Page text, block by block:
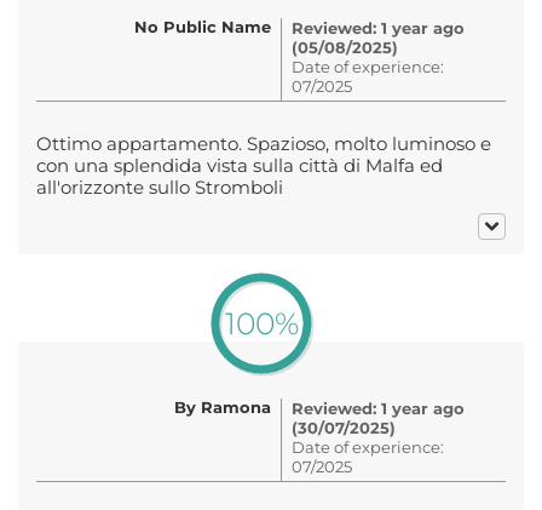
No Public Name
Reviewed: 1 year ago
(05/08/2025)
Date of experience:
07/2025
Ottimo appartamento. Spazioso, molto luminoso e
con una splendida vista sulla città di Malfa ed
all'orizzonte sullo Stromboli
100%
By Ramona
Reviewed: 1 year ago
(30/07/2025)
Date of experience:
07/2025